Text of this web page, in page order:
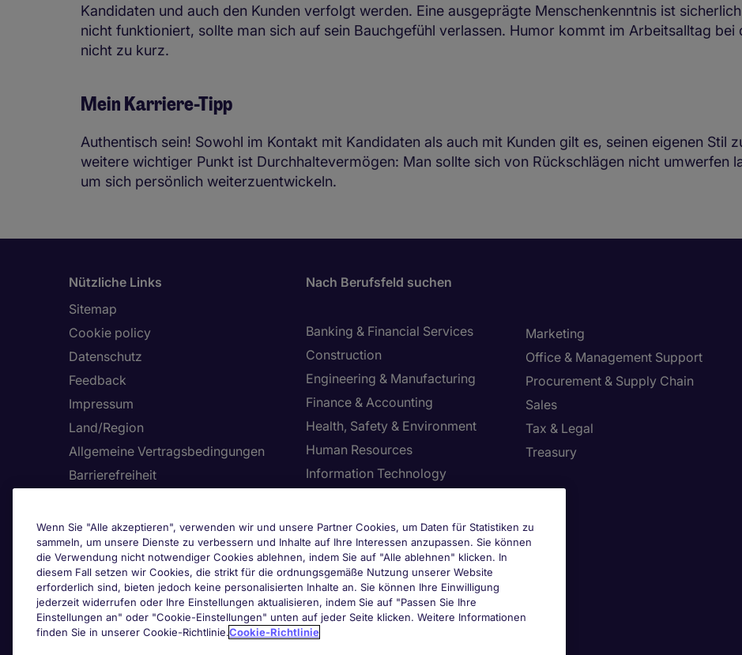
Kandidaten und auch den Kunden verfolgt werden. Eine ausgeprägte Menschenkenntnis ist
nicht funktioniert, sollte man sich auf sein Bauchgefühl verlassen. Humor kommt im Arbeitsalltag bei
nicht zu kurz.
Mein Karriere-Tipp
Authentisch sein! Sowohl im Kontakt mit Kandidaten als auch mit Kunden gilt es, seinen eigenen Stil
weitere wichtiger Punkt ist Durchhaltevermögen: Man sollte sich von Rückschlägen nicht umwerfen
um sich persönlich weiterzuentwickeln.
Nützliche Links
Sitemap
Cookie policy
Datenschutz
Feedback
Impressum
Land/Region
Allgemeine Vertragsbedingungen
Barrierefreiheit
Zertifizierungen
Nach Berufsfeld suchen
Banking & Financial Services
Construction
Engineering & Manufacturing
Finance & Accounting
Health, Safety & Environment
Human Resources
Information Technology
Marketing
Office & Management Support
Procurement & Supply Chain
Sales
Tax & Legal
Treasury
Cookie-Einstellungen
Wenn Sie "Alle akzeptieren", verwenden wir und unsere Partner Cookies, um Daten für Statistiken zu
sammeln, um unsere Dienste zu verbessern und Inhalte auf Ihre Interessen anzupassen. Sie können
die Verwendung nicht notwendiger Cookies ablehnen, indem Sie auf "Alle ablehnen" klicken. In
diesem Fall setzen wir Cookies, die strikt für die ordnungsgemäße Nutzung unserer Website
erforderlich sind, bieten jedoch keine personalisierten Inhalte an. Sie können Ihre Einwilligung
jederzeit widerrufen oder Ihre Einstellungen aktualisieren, indem Sie auf "Passen Sie Ihre
Einstellungen an" oder "Cookie-Einstellungen" unten auf jeder Seite klicken. Weitere Informationen
finden Sie in unserer Cookie-Richtlinie.Cookie-Richtlinie